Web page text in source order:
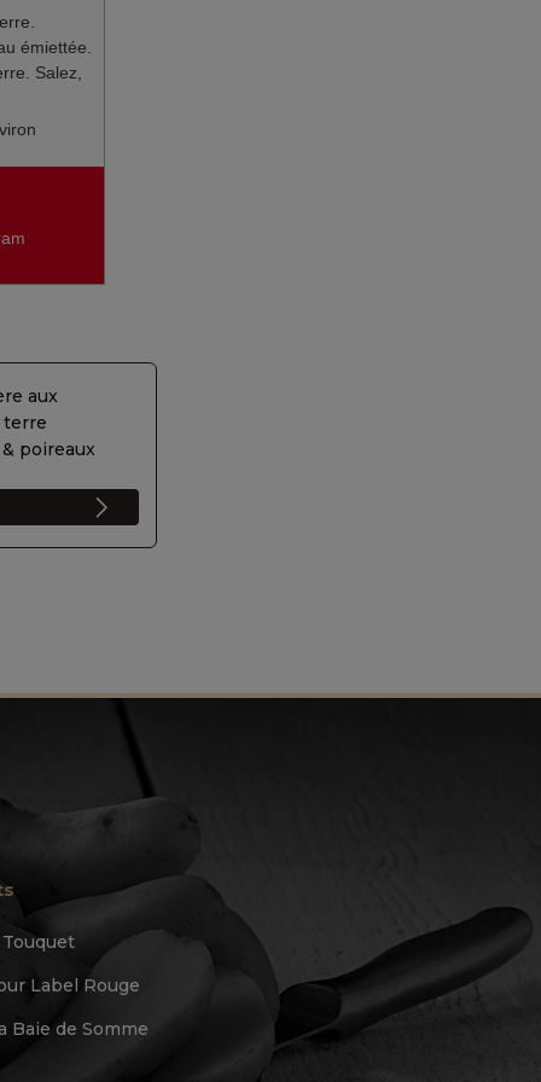
émiettée.
Salez,
aux
terre
poireaux
Label Rouge
Baie de Somme